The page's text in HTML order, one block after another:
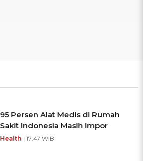
95 Persen Alat Medis di Rumah
Sakit Indonesia Masih Impor
Health | 17:47 WIB